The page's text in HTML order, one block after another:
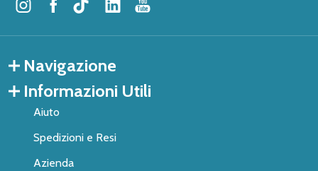
Navigazione
Informazioni Utili
Aiuto
Spedizioni e Resi
Azienda